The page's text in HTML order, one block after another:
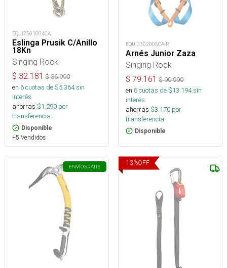
EQUI2501004CA
Eslinga Prusik C/Anillo
18Kn
Singing Rock
$ 32.181 $36.990
en 6cuotas de $5.364sin
interés
ahorras $1.290 por
transferencia.
Disponible
+5 Vendidos
EQUI0302005CA-R
Arnés Junior Zaza
Singing Rock
$ 79.161 $90.990
en 6cuotas de $13.194sin
interés
ahorras $3.170 por
transferencia.
Disponible
ENVÍOGRATIS
13%OFF